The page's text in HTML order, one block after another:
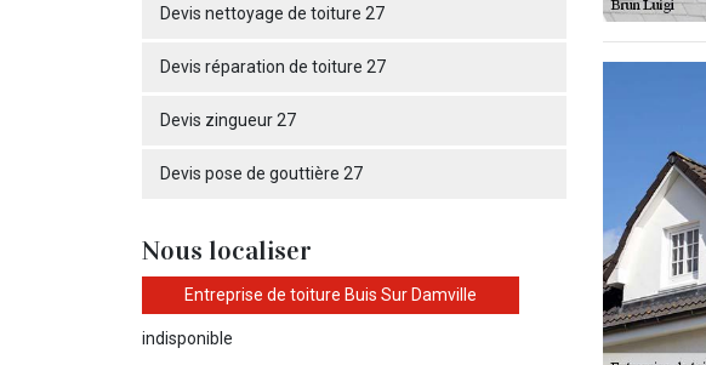
Devis nettoyage de toiture 27
Devis réparation de toiture 27
Devis zingueur 27
Devis pose de gouttière 27
Nous localiser
Entreprise de toiture Buis Sur Damville
indisponible